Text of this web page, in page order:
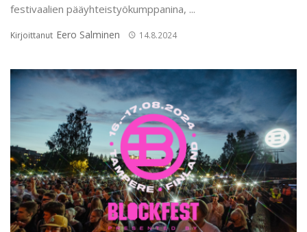
festivaalien pääyhteistyökumppanina, ...
Kirjoittanut Eero Salminen 14.8.2024